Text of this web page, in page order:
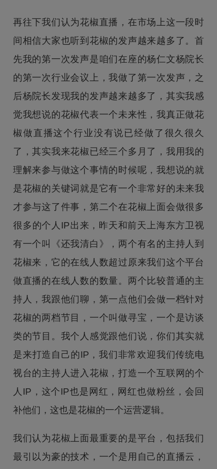
再往下我们认为花椒直播，在市场上这一段时
间相信大家也听到花椒的发声越来越多了。首
先我的第一次发声是咱们在座的杨仁文杨院长
的第一次行业会议上，我做了第一次发声，之
后杨院长发现我的发声越来越多了，其实我感
觉我想说的花椒代表一个未来性，我真正做花
椒做直播这个行业没有说已经做了很久很久
了，其实我来花椒已经三个多月了，我用我的
理解来参与做这个事情的时候呢，我想说的就
是花椒的关键词就是它有一个非常好的未来我
才参与这了件事，第二个在花椒上面会做很多
很多的个人IP出来，昨天和前天上海东方卫视
有一个叫《还我清白》，两个有名的主持人到
花椒来，它的在线人数超过原来我们这个平台
做直播的在线人数的数量。两个比较普通的主
持人，我跟他们聊，第一点他们会做一档针对
花椒的两档节目，一个叫做寻宝，一个是访谈
类的节目。我个人感觉跟他们说，你们其实就
是来打造自己的IP，我们非常欢迎我们传统电
视台的主持人进入花椒，打造一个互联网的个
人IP，这个IP也是网红，网红也做粉丝，会回
补他们，这也是花椒的一个运营逻辑。
我们认为花椒上面最重要的是平台，包括我们
最引以为豪的技术，一个是用自己的直播云，